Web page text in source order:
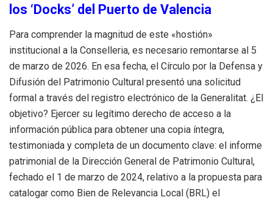
los ‘Docks’ del Puerto de Valencia
Para comprender la magnitud de este «hostión»
institucional a la Conselleria, es necesario remontarse al 5
de marzo de 2026. En esa fecha, el Círculo por la Defensa y
Difusión del Patrimonio Cultural presentó una solicitud
formal a través del registro electrónico de la Generalitat. ¿El
objetivo? Ejercer su legítimo derecho de acceso a la
información pública para obtener una copia íntegra,
testimoniada y completa de un documento clave: el informe
patrimonial de la Dirección General de Patrimonio Cultural,
fechado el 1 de marzo de 2024, relativo a la propuesta para
catalogar como Bien de Relevancia Local (BRL) el